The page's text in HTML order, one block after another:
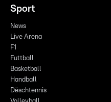
Sport
News
Live Arena
F1
Futtball
Basketball
Handball
Dëschtennis